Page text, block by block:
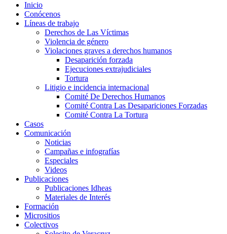
Inicio
Conócenos
Líneas de trabajo
Derechos de Las Víctimas
Violencia de género
Violaciones graves a derechos humanos
Desaparición forzada​
Ejecuciones extrajudiciales
Tortura
Litigio e incidencia internacional
Comité De Derechos Humanos​
Comité Contra Las Desapariciones Forzadas
Comité Contra La Tortura​
Casos
Comunicación
Noticias
Campañas e infografías
Especiales
Videos
Publicaciones
Publicaciones Idheas
Materiales de Interés
Formación
Micrositios
Colectivos